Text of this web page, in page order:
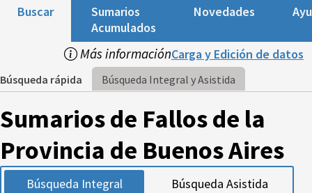
Buscar
Sumarios
Acumulados
Novedades
Más informaciónCarga y Edición de datos
Búsqueda rápida Búsqueda Integral y Asistida
Sumarios de Fallos de la
Provincia de Buenos Aires
Búsqueda Integral Búsqueda Asistida